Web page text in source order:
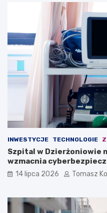
INWESTYCJE TECHNOLOGIE
Szpital w Dzierżoniowie
wzmacnia
14 lipca 2026 Tomasz